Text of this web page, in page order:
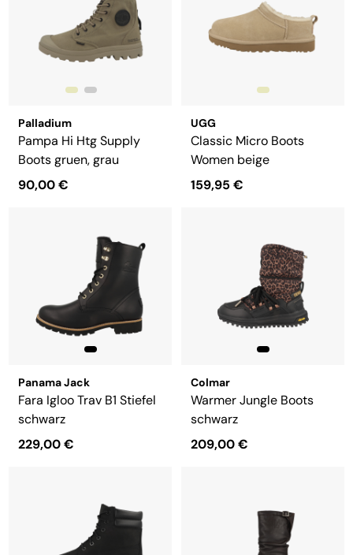
Palladium
Pampa Hi Htg Supply
Boots gruen, grau
90,00 €
UGG
Classic Micro Boots
Women beige
159,95 €
Panama Jack
Fara Igloo Trav B1 Stiefel
schwarz
229,00 €
Colmar
Warmer Jungle Boots
schwarz
209,00 €